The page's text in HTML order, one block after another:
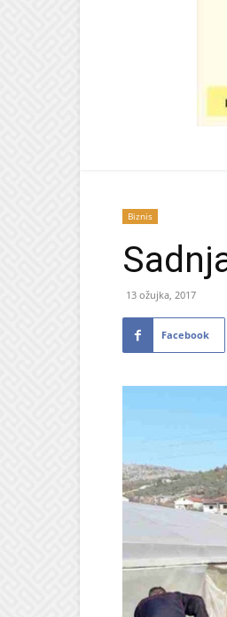
Biznis
13 ožujka, 2017
Facebook